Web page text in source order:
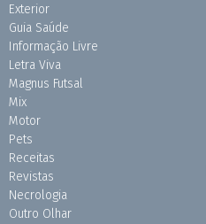
Exterior
Guia Saúde
Informação Livre
Letra Viva
Magnus Futsal
Mix
Motor
Pets
Receitas
Revistas
Necrologia
Outro Olhar